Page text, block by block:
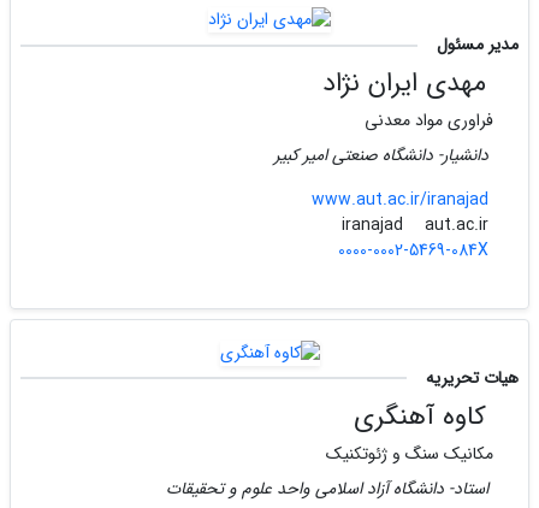
مدیر مسئول
مهدی ایران نژاد
فراوری مواد معدنی
دانشیار- دانشگاه صنعتی امیر کبیر
www.aut.ac.ir/iranajad
iranajad
aut.ac.ir
0000-0002-5469-084X
هیات تحریریه
کاوه آهنگری
مکانیک سنگ و ژئوتکنیک
استاد- دانشگاه آزاد اسلامی واحد علوم و تحقیقات